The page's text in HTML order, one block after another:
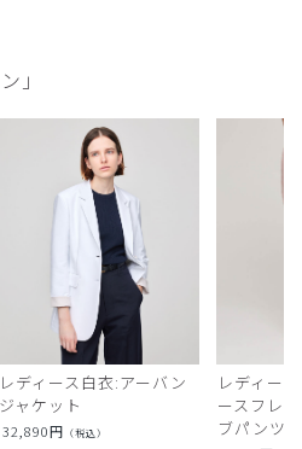
」
レディース白衣:アーバン
ジャケット
32,890円 （税込）
レディー
ースフレ
ブパンツ)